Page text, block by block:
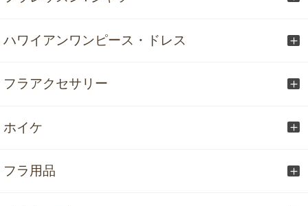
ハワイアンワンピース・ドレス
フラアクセサリー
ホイケ
フラ用品